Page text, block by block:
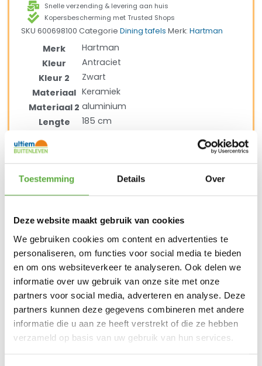
Toestemming Details Over
Deze website maakt gebruik van cookies
We gebruiken cookies om content en advertenties te
personaliseren, om functies voor social media te bieden
en om ons websiteverkeer te analyseren. Ook delen we
informatie over uw gebruik van onze site met onze
partners voor social media, adverteren en analyse. Deze
partners kunnen deze gegevens combineren met andere
informatie die u aan ze heeft verstrekt of die ze hebben
verzameld op basis van uw gebruik van hun services.
Snelle verzending & levering aan huis
Kopersbescherming met Trusted Shops
SKU600698100Categorie Dining tafels Merk:Hartman
Merk
Hartman
Kleur
Antraciet
Kleur 2
Zwart
Materiaal Keramiek
Materiaal 2 aluminium
Lengte
185 cm
Breedte
Hoogte
SKU
600698100
EAN
8711268718539
BIJPASSENDE ACCESSOIRES EN ALTERNATIEVE
PRODUCTEN
Hartman verstelbare Tubb tuinstoel – Wit
€199,00
Hartman verstelbare Tubb tuinstoel – Grijs